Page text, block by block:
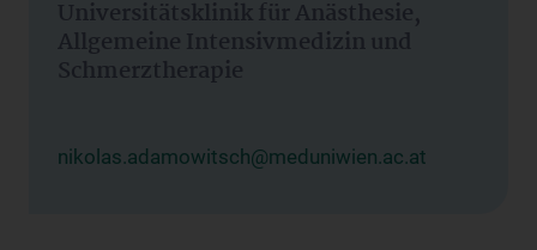
Universitätsklinik für Anästhesie,
Allgemeine Intensivmedizin und
Schmerztherapie
nikolas.adamowitsch@meduniwien.ac.at